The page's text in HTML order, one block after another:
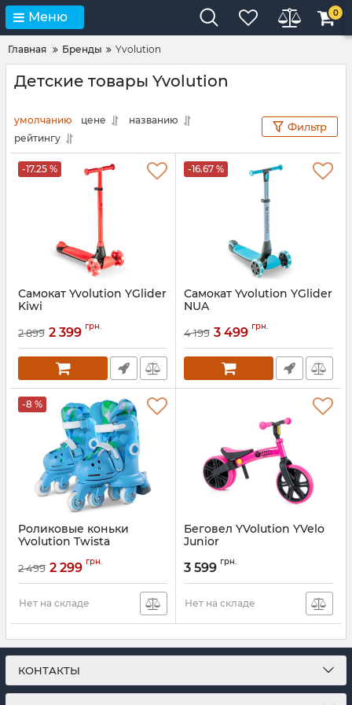
Меню 0
Главная Бренды Yvolution
Детские товары Yvolution
умолчанию цене
названию
рейтингу
Фильтр
-17.25 %
Самокат Yvolution YGlider
Kiwi
2 899 2 399 грн.
-16.67 %
Самокат Yvolution YGlider
NUA
4 199 3 499 грн.
-8 %
Роликовые коньки
Yvolution Twista
2 499 2 299 грн.
Нет на складе
Беговел YVolution YVelo
Junior
3 599 грн.
Нет на складе
КОНТАКТЫ